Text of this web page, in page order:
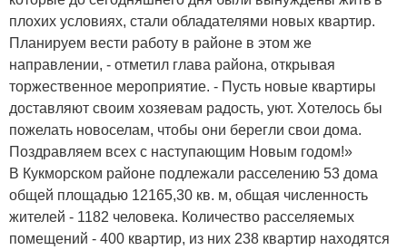
плохих условиях, стали обладателями новых квартир.
Планируем вести работу в районе в этом же
направлении, - отметил глава района, открывая
торжественное мероприятие. - Пусть новые квартиры
доставляют своим хозяевам радость, уют. Хотелось бы
пожелать новоселам, чтобы они берегли свои дома.
Поздравляем всех с наступающим Новым годом!»
В Кукморском районе подлежали расселению 53 дома
общей площадью 12165,30 кв. м, общая численность
жителей - 1182 человека. Количество расселяемых
помещений - 400 квартир, из них 238 квартир находятся